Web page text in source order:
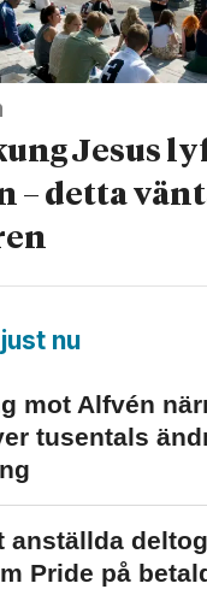
Jesus
– detta
nu
mot Alfvén
tusentals
anställda
Pride på